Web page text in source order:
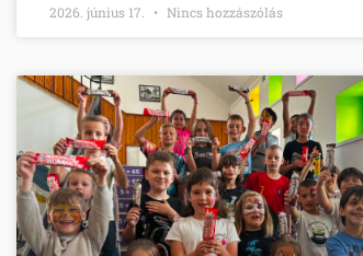
2026. június 17. Nincs hozzászólás